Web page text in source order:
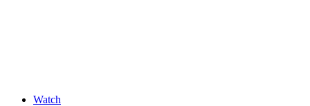
Watch